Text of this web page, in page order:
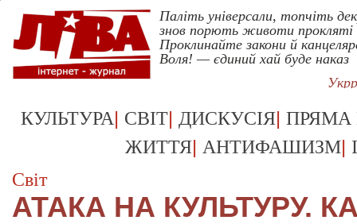
Паліть універсали, топчіть
знов порють животи прокляті
Проклинайте закони й
Воля! — єдиний хай буде наказ
КУЛЬТУРА| СВІТ| ДИСКУСІЯ| ПРЯМА
ЖИТТЯ| АНТИФАШИЗМ|
Світ
АТАКА НА КУЛЬТУРУ.